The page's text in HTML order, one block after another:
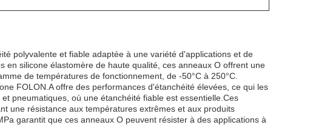
polyvalente et fiable adaptée à une variété d'applications et de
silicone élastomère de haute qualité, ces anneaux O offrent une
de températures de fonctionnement, de -50°C à 250°C.
FOLON.A offre des performances d'étanchéité élevées, ce qui les
pneumatiques, où une étanchéité fiable est essentielle.Ces
une résistance aux températures extrêmes et aux produits
garantit que ces anneaux O peuvent résister à des applications à